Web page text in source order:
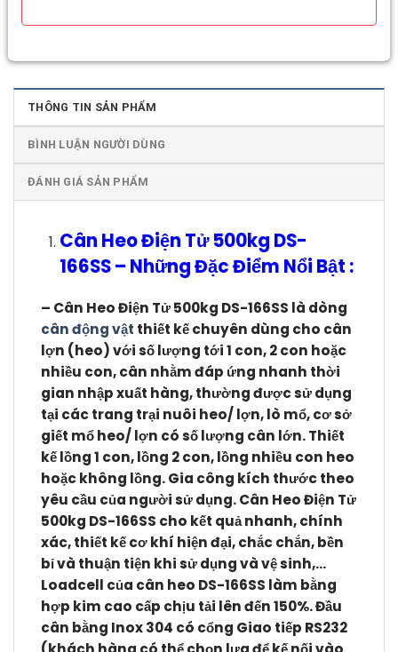
THÔNG TIN SẢN PHẨM
BÌNH LUẬN NGƯỜI DÙNG
ĐÁNH GIÁ SẢN PHẨM
Cân Heo Điện Tử 500kg DS-
166SS– Những Đặc Điểm Nổi Bật :
– Cân Heo Điện Tử 500kg DS-166SS là dòng
cân động vật thiết kế chuyên dùng cho cân
lợn (heo) với số lượng tới 1 con, 2 con hoặc
nhiều con, cân nhằm đáp ứng nhanh thời
gian nhập xuất hàng, thường được sử dụng
tại các trang trại nuôi heo/ lợn, lò mổ, cơ sở
giết mổ heo/ lợn có số lượng cân lớn.Thiết
kế lồng 1 con, lồng 2 con, lồng nhiều con heo
hoặc không lồng. Gia công kích thước theo
yêu cầu của người sử dụng.Cân Heo Điện Tử
500kg DS-166SS cho kết quả nhanh, chính
xác, thiết kế cơ khí hiện đại, chắc chắn, bền
bỉ và thuận tiện khi sử dụng và vệ sinh,…
Loadcell của cân heo DS-166SS làm bằng
hợp kim cao cấp chịu tải lên đến 150%. Đầu
cân bằng Inox 304 có cổng Giao tiếp RS232